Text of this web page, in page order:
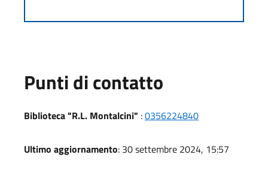
Punti di contatto
Biblioteca "R.L. Montalcini" :0356224840
Ultimo aggiornamento: 30 settembre 2024, 15:57